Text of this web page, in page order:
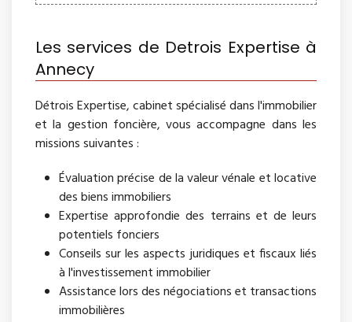
Les services de Detrois Expertise à
Annecy
Détrois Expertise, cabinet spécialisé dans l'immobilier
et la gestion foncière, vous accompagne dans les
missions suivantes :
Évaluation précise de la valeur vénale et locative
des biens immobiliers
Expertise approfondie des terrains et de leurs
potentiels fonciers
Conseils sur les aspects juridiques et fiscaux liés
à l'investissement immobilier
Assistance lors des négociations et transactions
immobilières